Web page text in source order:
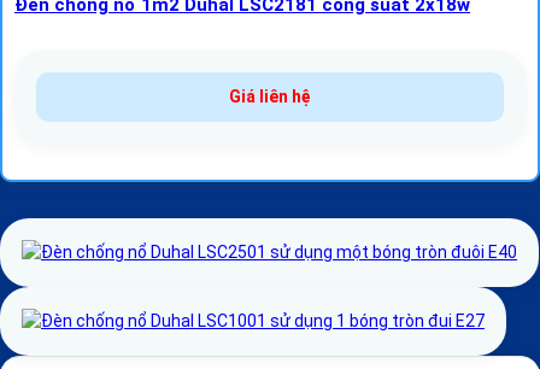
Đèn chống nổ 1m2 Duhal LSC2181 công suất 2x18w
Giá liên hệ